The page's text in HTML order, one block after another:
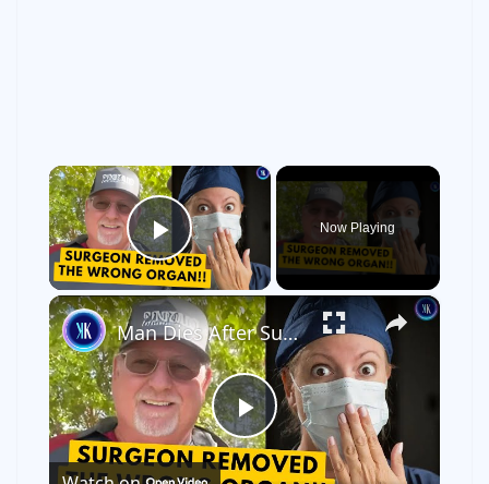
×
Play Video
Now Playing
×
P
Man Dies After Surgeon Removed The Wrong Organ